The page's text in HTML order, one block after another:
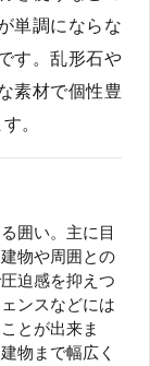
単調にならな
す。乱形石や
素材で個性豊
。
囲い。主に目
物や周囲との
迫感を抑えつ
ンスなどには
とが出来ま
物まで幅広く